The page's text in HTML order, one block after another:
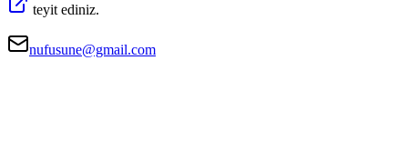
teyit ediniz.
nufusune@gmail.com